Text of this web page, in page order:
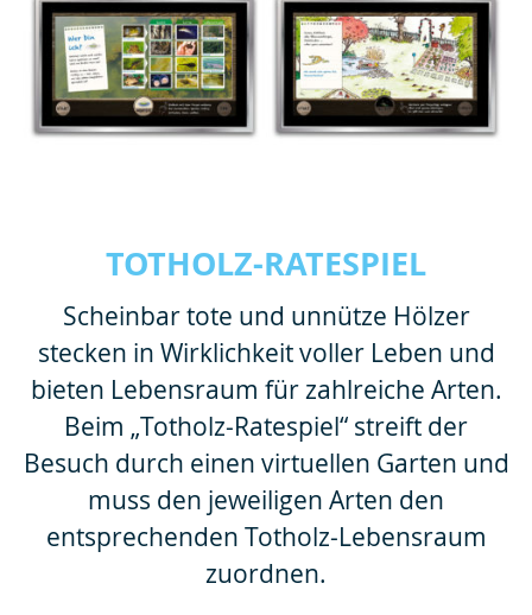
TOTHOLZ-RATESPIEL
Scheinbar tote und unnütze Hölzer
stecken in Wirklichkeit voller Leben und
bieten Lebensraum für zahlreiche Arten.
Beim „Totholz-Ratespiel“ streift der
Besuch durch einen virtuellen Garten und
muss den jeweiligen Arten den
entsprechenden Totholz-Lebensraum
zuordnen.